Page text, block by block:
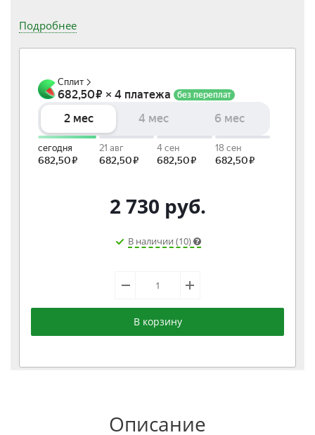
Подробнее
2 730 руб.
В наличии (10)
В корзину
Описание